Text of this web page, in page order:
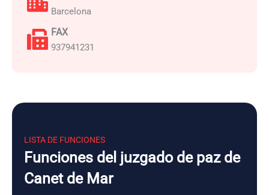
Barcelona
FAX
937941231
LISTA DE FUNCIONES
Funciones del juzgado de paz de
Canet de Mar